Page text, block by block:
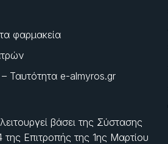
φαρμακεία
– Ταυτότητα e-almyros.gr
βάσει της Σύστασης
Επιτροπής της 1ης Μαρτίου